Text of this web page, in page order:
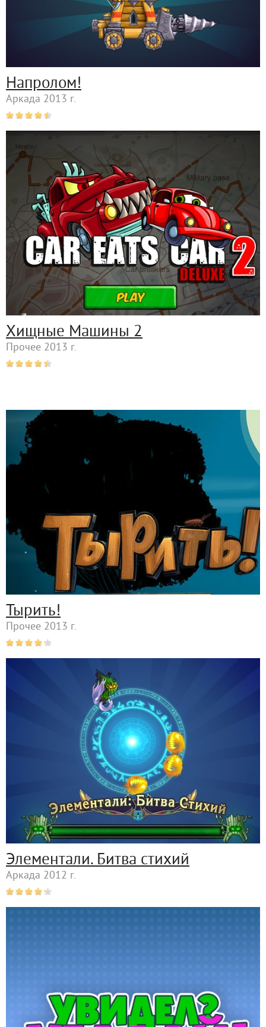
Напролом!
Аркада 2013 г.
Хищные Машины 2
Прочее 2013 г.
Тырить!
Прочее 2013 г.
Элементали. Битва стихий
Аркада 2012 г.